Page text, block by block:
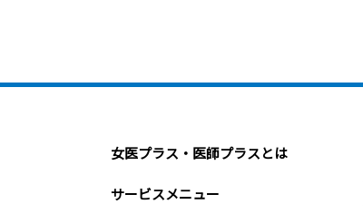
女医プラス・医師プラスとは
サービスメニュー